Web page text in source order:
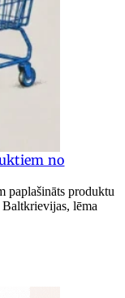
no
paplašināts produktu
lēma